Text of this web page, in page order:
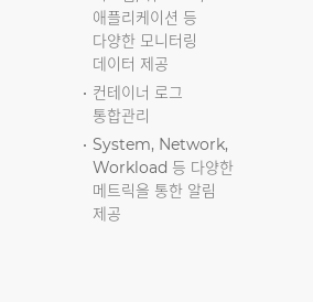
애플리케이션 등
다양한 모니터링
데이터 제공
컨테이너 로그
통합관리
System, Network,
Workload 등 다양한
메트릭을 통한 알림
제공